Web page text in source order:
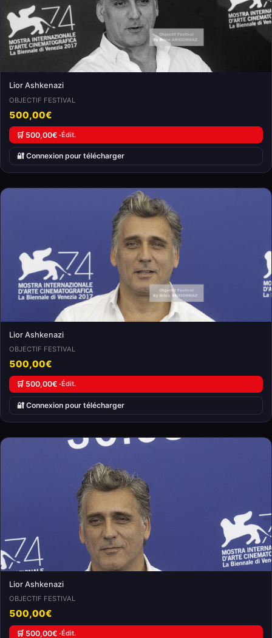
Lior Ashkenazi
OBJECTIF FESTIVAL
500,00€
🛒 500,00€ ·Édit.
🔐 Connexion pour télécharger
Lior Ashkenazi
OBJECTIF FESTIVAL
500,00€
🛒 500,00€ ·Édit.
🔐 Connexion pour télécharger
Lior Ashkenazi
OBJECTIF FESTIVAL
500,00€
🛒 500,00€ ·Édit.